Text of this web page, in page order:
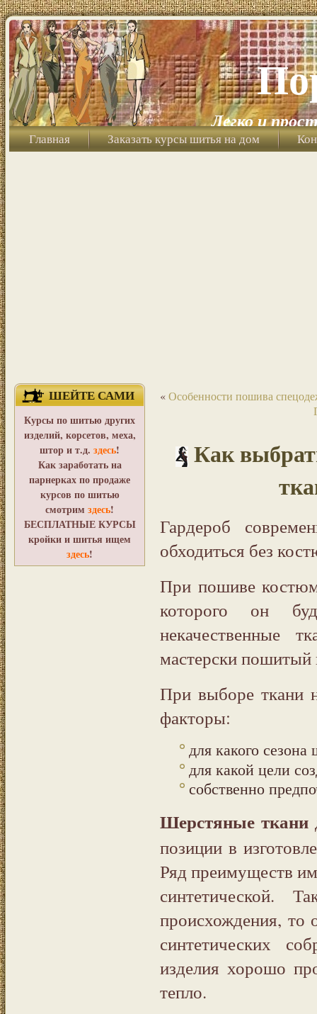
Легко и
Главная Заказать курсы шитья на дом
ШЕЙТЕ САМИ
Курсы по шитью других
изделий, корсетов, меха,
штор и т.д. здесь!
Как заработать на
парнерках по продаже
курсов по шитью
смотрим здесь!
БЕСПЛАТНЫЕ КУРСЫ
кройки и шитья ищем
здесь!
«Особенности пошива
Как
Гардероб
обходиться без
При пошиве
которого он
некачественные
мастерски
При выборе ткани
факторы:
для какого
для какой цели
собственно
Шерстяные ткани
позиции в
Ряд преимуществ
синтетической.
происхождения, то
синтетических
изделия хорошо
тепло.